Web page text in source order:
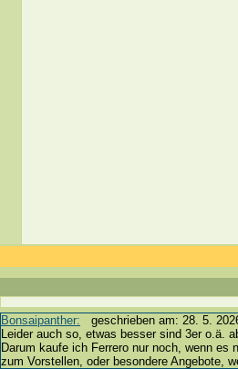
Bonsaipanther: geschrieben am: 28. 5.
Leider auch so, etwas besser sind 3er o.ä.
Darum kaufe ich Ferrero nur noch, wenn es
zum Vorstellen, oder besondere Angebote,